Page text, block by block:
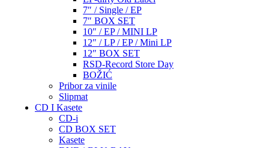
7″ / Single / EP
7″ BOX SET
10″ / EP / MINI LP
12″ / LP / EP / Mini LP
12″ BOX SET
RSD-Record Store Day
BOŽIĆ
Pribor za vinile
Slipmat
CD I Kasete
CD-i
CD BOX SET
Kasete